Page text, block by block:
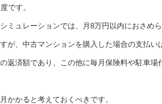
です。
ミュレーションでは、月8万円以内におさめら
が、中古マンションを購入した場合の支払い
返済額であり、この他に毎月保険料や駐車場
かかると考えておくべきです。